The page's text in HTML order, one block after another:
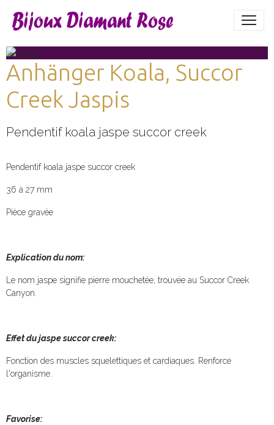
Anhänger Koala, Succor
Creek Jaspis
Pendentif koala jaspe succor creek
Pendentif koala jaspe succor creek
36 à 27 mm
Pièce gravée
Explication du nom:
Le nom jaspe signifie pierre mouchetée, trouvée au Succor Creek
Canyon.
Effet du jaspe succor creek:
Fonction des muscles squelettiques et cardiaques. Renforce
l'organisme.
Favorise: